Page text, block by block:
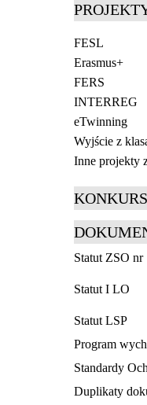
FESL
Erasmus+
FERS
INTERREG
eTwinning
Wyjście z
Inne projekty
Statut ZSO nr
Statut I LO
Statut LSP
Program
Standardy
Duplikaty